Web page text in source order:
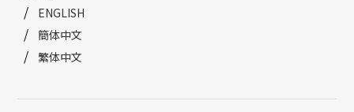
ENGLISH
簡体中文
繁体中文